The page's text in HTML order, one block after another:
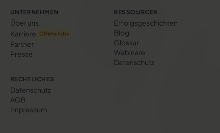
UNTERNEHMEN
Über uns
Karriere
Offene Jobs
Partner
Presse
RESSOURCEN
Erfolgs­geschichten
Blog
Glossar
Webinare
Datenschutz
RECHTLICHES
Datenschutz
AGB
Impressum